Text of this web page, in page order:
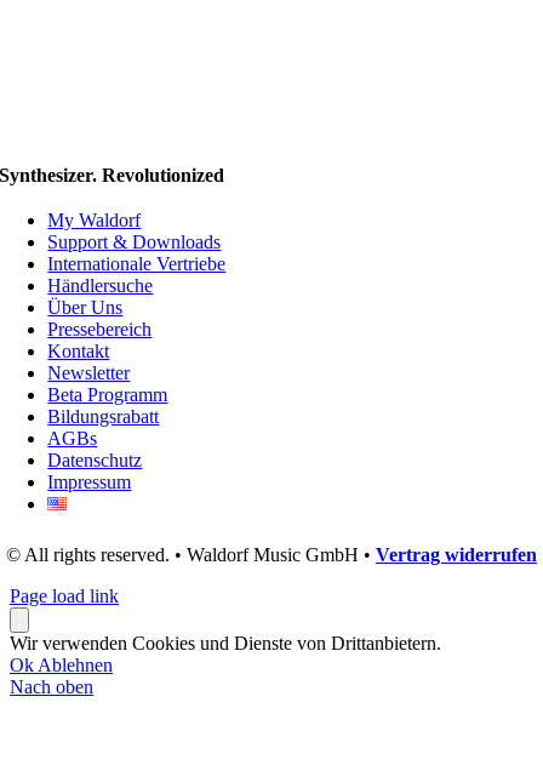
Synthesizer. Revolutionized
My Waldorf
Support & Downloads
Internationale Vertriebe
Händlersuche
Über Uns
Pressebereich
Kontakt
Newsletter
Beta Programm
Bildungsrabatt
AGBs
Datenschutz
Impressum
© All rights reserved. • Waldorf Music GmbH • Vertrag widerrufen
Page load link
Wir verwenden Cookies und Dienste von Drittanbietern.
Ok Ablehnen
Nach oben